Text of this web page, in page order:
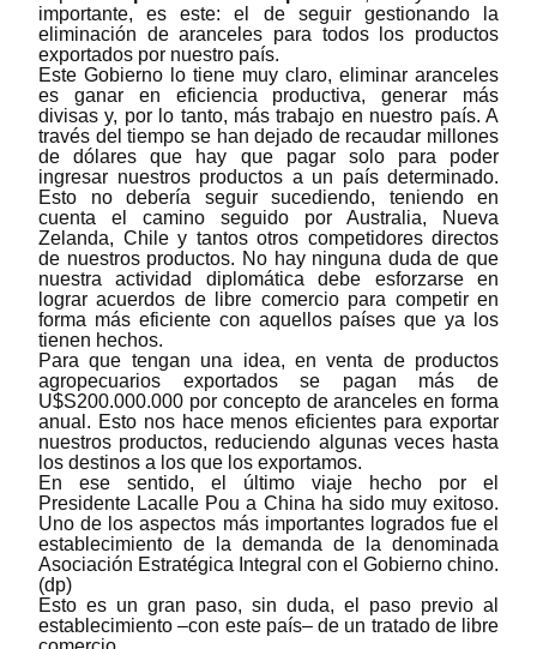
importante, es este: el de seguir gestionando la
eliminación de aranceles para todos los productos
exportados por nuestro país.
Este Gobierno lo tiene muy claro, eliminar aranceles
es ganar en eficiencia productiva, generar más
divisas y, por lo tanto, más trabajo en nuestro país. A
través del tiempo se han dejado de recaudar millones
de dólares que hay que pagar solo para poder
ingresar nuestros productos a un país determinado.
Esto no debería seguir sucediendo, teniendo en
cuenta el camino seguido por Australia, Nueva
Zelanda, Chile y tantos otros competidores directos
de nuestros productos. No hay ninguna duda de que
nuestra actividad diplomática debe esforzarse en
lograr acuerdos de libre comercio para competir en
forma más eficiente con aquellos países que ya los
tienen hechos.
Para que tengan una idea, en venta de productos
agropecuarios exportados se pagan más de
U$S200.000.000 por concepto de aranceles en forma
anual. Esto nos hace menos eficientes para exportar
nuestros productos, reduciendo algunas veces hasta
los destinos a los que los exportamos.
En ese sentido, el último viaje hecho por el
Presidente Lacalle Pou a China ha sido muy exitoso.
Uno de los aspectos más importantes logrados fue el
establecimiento de la demanda de la denominada
Asociación Estratégica Integral con el Gobierno chino.
(dp)
Esto es un gran paso, sin duda, el paso previo al
establecimiento‒con este país‒de un tratado de libre